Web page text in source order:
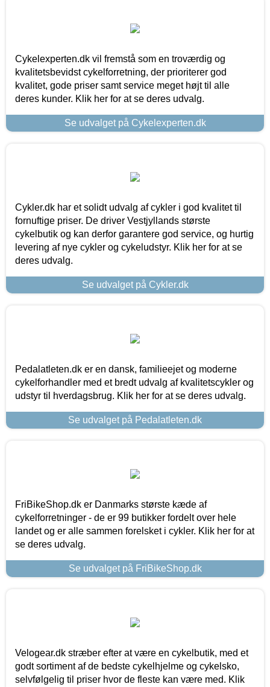
Cykelexperten.dk vil fremstå som en troværdig og
kvalitetsbevidst cykelforretning, der prioriterer god
kvalitet, gode priser samt service meget højt til alle
deres kunder. Klik her for at se deres udvalg.
Se udvalget på Cykelexperten.dk
Cykler.dk har et solidt udvalg af cykler i god kvalitet til
fornuftige priser. De driver Vestjyllands største
cykelbutik og kan derfor garantere god service, og hurtig
levering af nye cykler og cykeludstyr. Klik her for at se
deres udvalg.
Se udvalget på Cykler.dk
Pedalatleten.dk er en dansk, familieejet og moderne
cykelforhandler med et bredt udvalg af kvalitetscykler og
udstyr til hverdagsbrug. Klik her for at se deres udvalg.
Se udvalget på Pedalatleten.dk
FriBikeShop.dk er Danmarks største kæde af
cykelforretninger - de er 99 butikker fordelt over hele
landet og er alle sammen forelsket i cykler. Klik her for at
se deres udvalg.
Se udvalget på FriBikeShop.dk
Velogear.dk stræber efter at være en cykelbutik, med et
godt sortiment af de bedste cykelhjelme og cykelsko,
selvfølgelig til priser hvor de fleste kan være med. Klik